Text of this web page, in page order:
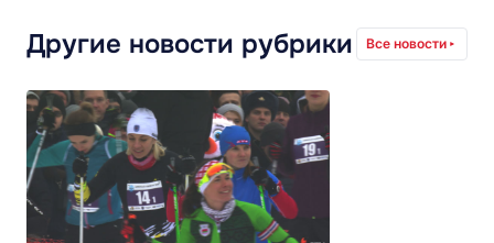
Другие новости рубрики Все новости